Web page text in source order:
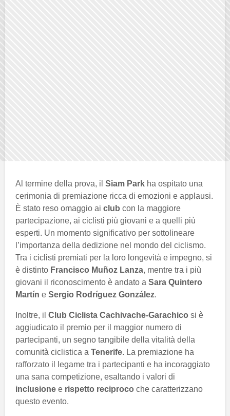
Al termine della prova, il Siam Park ha ospitato una
cerimonia di premiazione ricca di emozioni e applausi.
È stato reso omaggio ai club con la maggiore
partecipazione, ai ciclisti più giovani e a quelli più
esperti. Un momento significativo per sottolineare
l’importanza della dedizione nel mondo del ciclismo.
Tra i ciclisti premiati per la loro longevità e impegno, si
è distinto Francisco Muñoz Lanza, mentre tra i più
giovani il riconoscimento è andato a Sara Quintero
Martín e Sergio Rodríguez González.
Inoltre, il Club Ciclista Cachivache-Garachico si è
aggiudicato il premio per il maggior numero di
partecipanti, un segno tangibile della vitalità della
comunità ciclistica a Tenerife. La premiazione ha
rafforzato il legame tra i partecipanti e ha incoraggiato
una sana competizione, esaltando i valori di
inclusione e rispetto reciproco che caratterizzano
questo evento.